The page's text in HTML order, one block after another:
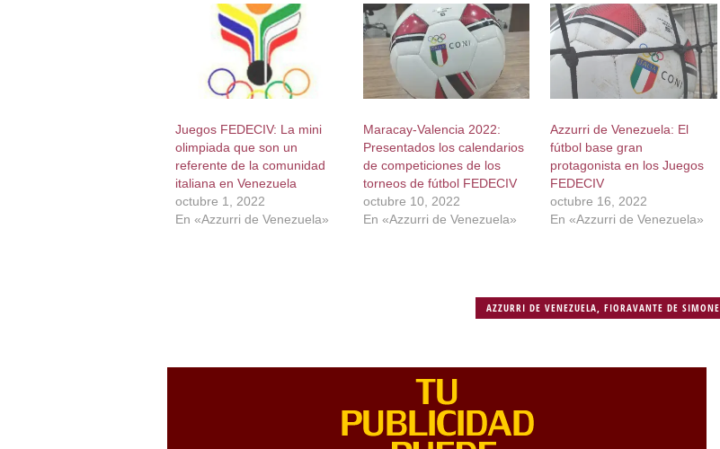
Juegos FEDECIV: La mini
olimpiada que son un
referente de la comunidad
italiana en Venezuela
octubre 1, 2022
En «Azzurri de Venezuela»
Maracay-Valencia 2022:
Presentados los calendarios
de competiciones de los
torneos de fútbol FEDECIV
octubre 10, 2022
En «Azzurri de Venezuela»
Azzurri de Venezuela: El
fútbol base gran
protagonista en los Juegos
FEDECIV
octubre 16, 2022
En «Azzurri de Venezuela»
AZZURRI DE VENEZUELA,FIORAVANTE DE SIMONE